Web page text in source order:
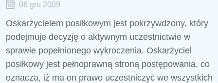
06 gru 2009
Oskarżycielem posiłkowym jest pokrzywdzony, który
podejmuje decyzję o aktywnym uczestnictwie w
sprawie popełnionego wykroczenia. Oskarżyciel
posiłkowy jest pełnoprawną stroną postępowania, co
oznacza, iż ma on prawo uczestniczyć we wszystkich